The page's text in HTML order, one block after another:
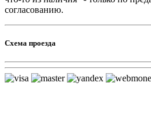
согласованию.
Схема проезда